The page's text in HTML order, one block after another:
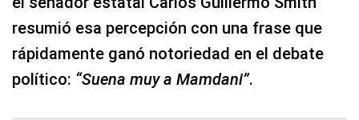
resumió esa percepción con una frase que
rápidamente ganó notoriedad en el debate
político: “Suena muy a Mamdani”.